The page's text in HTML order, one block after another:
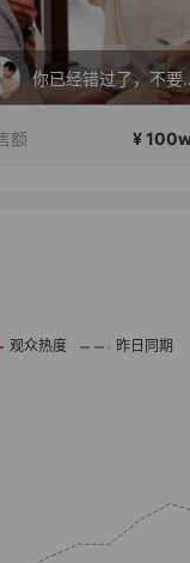
你已经
额 ¥